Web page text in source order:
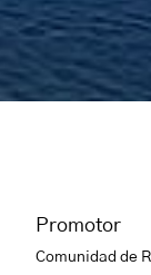
Promotor
Comunidad de